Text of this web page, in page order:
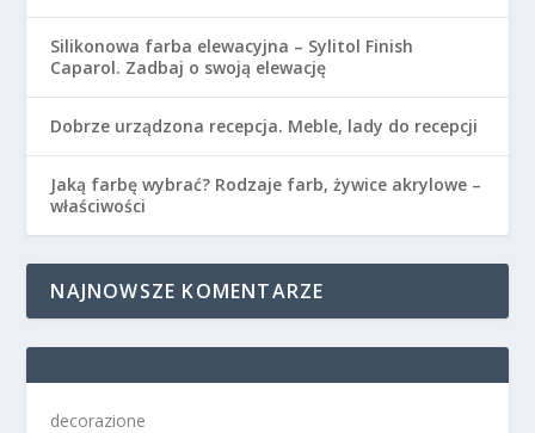
Silikonowa farba elewacyjna – Sylitol Finish
Caparol. Zadbaj o swoją elewację
Dobrze urządzona recepcja. Meble, lady do recepcji
Jaką farbę wybrać? Rodzaje farb, żywice akrylowe –
właściwości
NAJNOWSZE KOMENTARZE
decorazione